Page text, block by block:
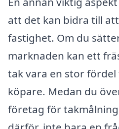
att det kan bidra till
fastighet. Om du
marknaden kan ett
tak vara en stor
köpare. Medan du
företag för